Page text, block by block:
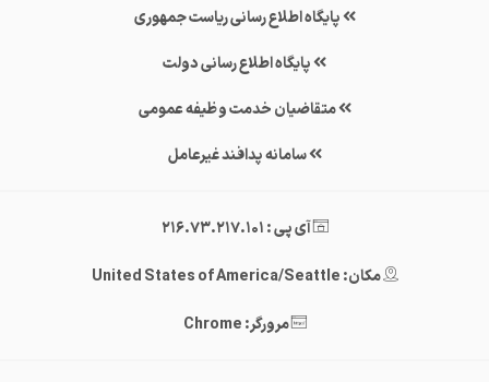
پایگاه اطلاع رسانی ریاست جمهوری
پایگاه اطلاع رسانی دولت
متقاضیان خدمت وظیفه عمومی
سامانه پدافند غیرعامل
آی پی : 216.73.217.101
مکان: United States of America/Seattle
مرورگر: Chrome